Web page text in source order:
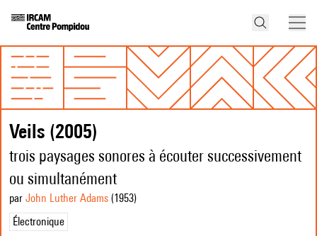
Veils (2005)
trois paysages sonores à écouter successivement
ou simultanément
par John Luther Adams (1953)
Électronique